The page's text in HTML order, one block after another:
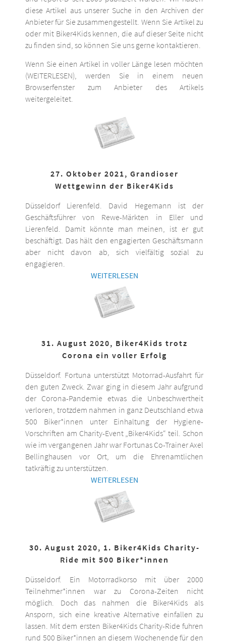
diese Artikel aus unserer Suche in den Archiven der
Anbieter für Sie zusammengestellt. Wenn Sie Artikel zu
oder mit Biker4Kids kennen, die auf dieser Seite nicht
zu finden sind, so können Sie uns gerne kontaktieren.
Wenn Sie einen Artikel in voller Länge lesen möchten
(WEITERLESEN), werden Sie in einem neuen
Browserfenster zum Anbieter des Artikels
weitergeleitet.
27. Oktober 2021, Grandioser
Wettgewinn der Biker4Kids
Düsseldorf Lierenfeld. David Hegemann ist der
Geschäftsführer von Rewe-Märkten in Eller und
Lierenfeld. Damit könnte man meinen, ist er gut
beschäftigt. Das hält den engagierten Geschäftsmann
aber nicht davon ab, sich vielfältig sozial zu
engagieren.
WEITERLESEN
31. August 2020, Biker4Kids trotz
Corona ein voller Erfolg
Düsseldorf. Fortuna unterstützt Motorrad-Ausfahrt für
den guten Zweck. Zwar ging in diesem Jahr aufgrund
der Corona-Pandemie etwas die Unbeschwertheit
verloren, trotzdem nahmen in ganz Deutschland etwa
500 Biker*innen unter Einhaltung der Hygiene-
Vorschriften am Charity-Event „Biker4Kids“ teil. Schon
wie im vergangenen Jahr war Fortunas Co-Trainer Axel
Bellinghausen vor Ort, um die Ehrenamtlichen
tatkräftig zu unterstützen.
WEITERLESEN
30. August 2020, 1. Biker4Kids Charity-
Ride mit 500 Biker*innen
Düsseldorf. Ein Motorradkorso mit über 2000
Teilnehmer*innen war zu Corona-Zeiten nicht
möglich. Doch das nahmen die Biker4Kids als
Ansporn, sich eine kreative Alternative einfallen zu
lassen. Mit dem ersten Biker4Kids Charity-Ride fuhren
rund 500 Biker*innen an diesem Wochenende für den